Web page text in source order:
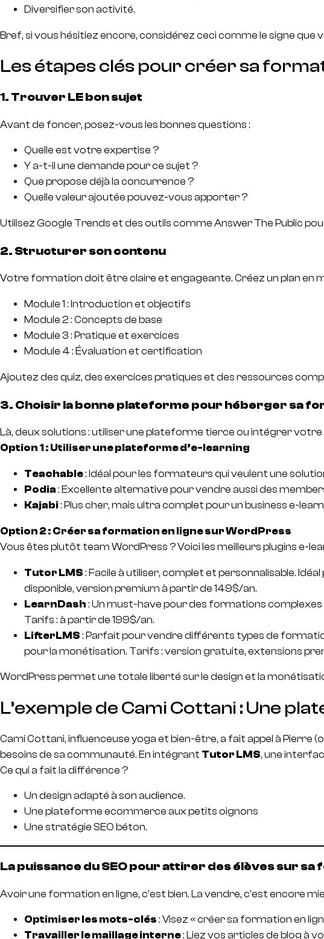
Diversifier son activité.
Bref, si vous hésitiez encore, considérez ceci comme le signe que
Les étapes clés pour créer sa
1. Trouver LE bon sujet
Avant de foncer, posez-vous les bonnes questions :
Quelle est votre expertise ?
Y a-t-il une demande pour ce sujet ?
Que propose déjà la concurrence ?
Quelle valeur ajoutée pouvez-vous apporter ?
Utilisez Google Trends et des outils comme Answer The Public
2. Structurer son contenu
Votre formation doit être claire et engageante. Créez un plan en
Module 1 : Introduction et objectifs
Module 2 : Concepts de base
Module 3 : Pratique et exercices
Module 4 : Évaluation et certification
Ajoutez des quiz, des exercices pratiques et des ressources
3. Choisir la bonne plateforme pour héberger sa
Là, deux solutions : utiliser une plateforme tierce ou intégrer
Option 1 : Utiliser une plateforme d’e-learning
Teachable: Idéal pour les formateurs qui veulent une
Podia: Excellente alternative pour vendre aussi des
Kajabi: Plus cher, mais ultra complet pour un business e-
Option 2 : Créer sa formation en ligne sur WordPress
Vous êtes plutôt team WordPress ? Voici les meilleurs plugins e-
Tutor LMS : Facile à utiliser, complet et personnalisable.
disponible, version premium à partir de 149$/an.
LearnDash : Un must-have pour des formations
Tarifs : à partir de 199$/an.
LifterLMS : Parfait pour vendre différents types de
pour la monétisation. Tarifs : version gratuite, extensions
WordPress permet une totale liberté sur le design et la
L’exemple de Cami Cottani : Une
Cami Cottani, influenceuse yoga et bien-être, a fait appel à
besoins de sa communauté. En intégrant Tutor LMS, une
Ce qui a fait la différence ?
Un design adapté à son audience.
Une plateforme ecommerce aux petits oignons
Une stratégie SEO béton.
La puissance du SEO pour attirer des élèves sur sa
Avoir une formation en ligne, c’est bien. La vendre, c’est encore
Optimiser les mots-clés : Visez « créer sa formation en
Travailler le maillage interne: Liez vos articles de blog à